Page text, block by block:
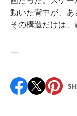
動いた背中が、
その構造だけは、
—